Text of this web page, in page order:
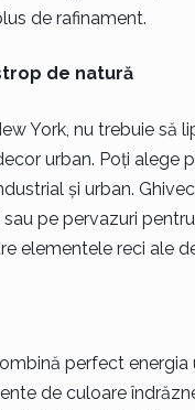
de rafinament.
de natură
York, nu trebuie să
urban. Poți alege
și urban.
pe pervazuri
elementele reci ale
perfect
de culoare